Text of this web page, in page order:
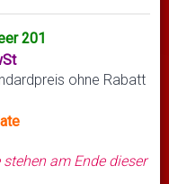
201
ohne Rabatt
am Ende dieser